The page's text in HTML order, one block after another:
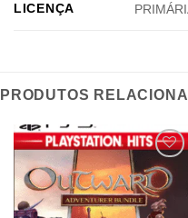
LICENÇA
PRODUTOS